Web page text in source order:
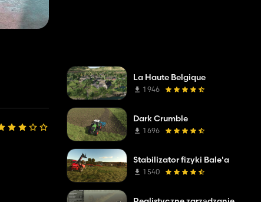
La Haute Belgique
1 946
Dark Crumble
1 696
Stabilizator fizyki Bale'a
1 540